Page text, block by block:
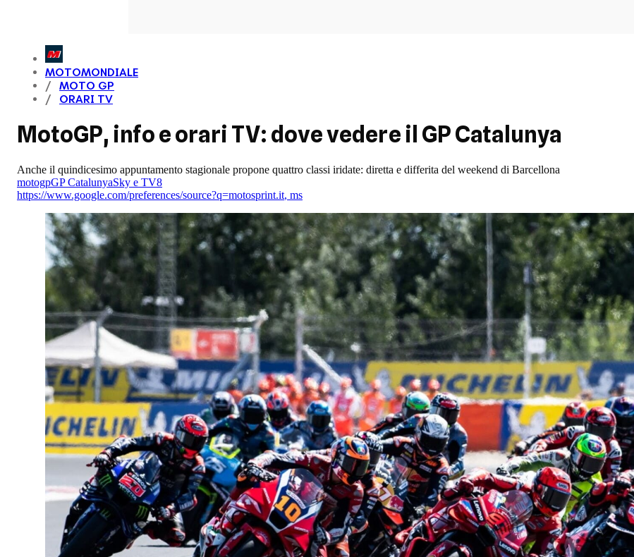
MOTOMONDIALE
MOTO GP
ORARI TV
MotoGP, info e orari TV: dove vedere il GP Catalunya
Anche il quindicesimo appuntamento stagionale propone quattro classi iridate: diretta e differita del weekend di Barcellona
motogpGP CatalunyaSky e TV8
https://www.google.com/preferences/source?q=motosprint.it, ms